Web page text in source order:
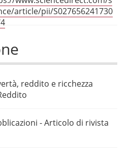
article/pii/S027656241730
reddito e ricchezza
- Articolo di rivista